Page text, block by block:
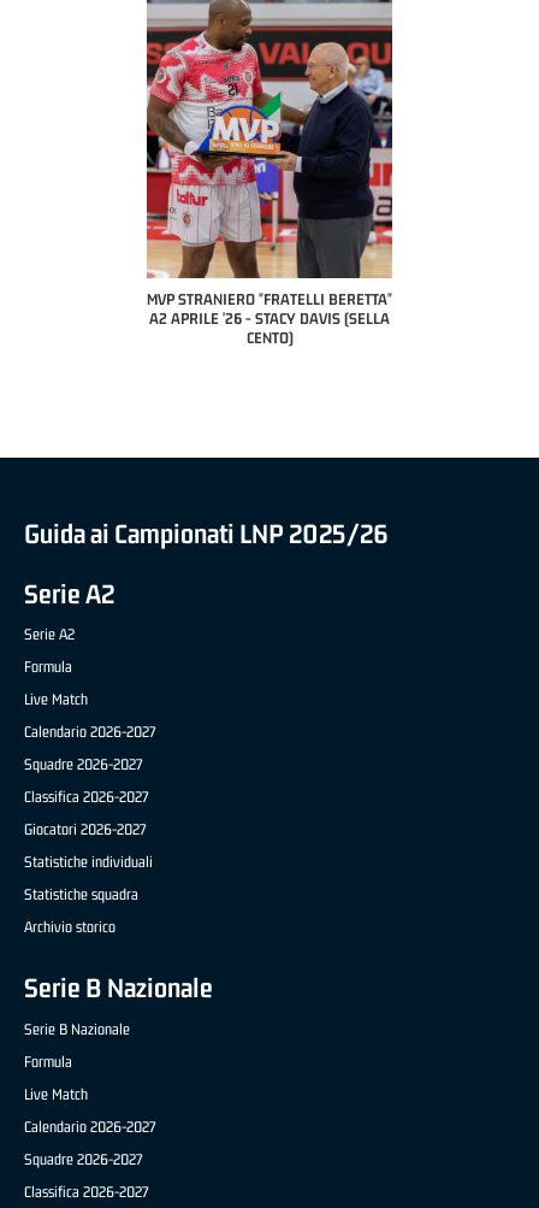
STRANIERO "FRATELLI BERETTA"
'26 - STACY DAVIS (SELLA
MVP "FRATELLI BERETTA" SAMUEL
DILAS B NAZIONALE APRILE '26 -
MARCO RESTELLI (TAV TREVIGLIO
Guida ai Campionati LNP 2025/26
Serie A2
Serie A2
Formula
Live Match
Calendario 2026-2027
Squadre 2026-2027
Classifica 2026-2027
Giocatori 2026-2027
Statistiche individuali
Statistiche squadra
Archivio storico
Serie B Nazionale
Serie B Nazionale
Formula
Live Match
Calendario 2026-2027
Squadre 2026-2027
Classifica 2026-2027